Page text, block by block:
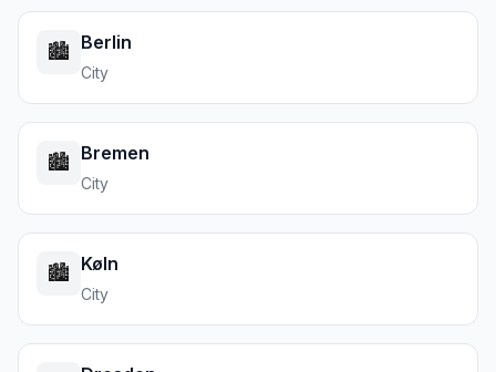
🏙️ Berlin
City
🏙️ Bremen
City
🏙️ Køln
City